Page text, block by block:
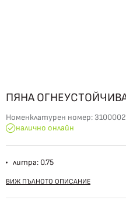
ПЯНА ОГНЕУСТОЙЧИВА
Номенклатурен номер:
налично онлайн
литра: 0.75
ВИЖ ПЪЛНОТО ОПИСАНИЕ